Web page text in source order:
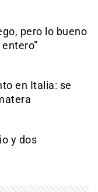
pero lo bueno
en Italia: se
y dos